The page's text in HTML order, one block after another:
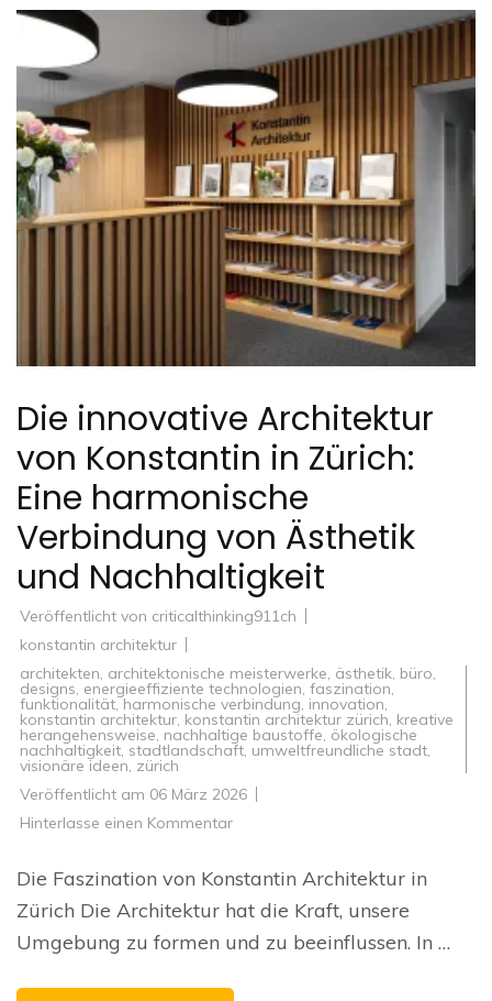
Die innovative Architektur
von Konstantin in Zürich:
Eine harmonische
Verbindung von Ästhetik
und Nachhaltigkeit
Veröffentlicht von criticalthinking911ch
konstantin architektur
architekten, architektonische meisterwerke, ästhetik, büro,
designs, energieeffiziente technologien, faszination,
funktionalität,harmonische verbindung, innovation,
konstantin architektur, konstantin architektur zürich, kreative
herangehensweise, nachhaltige baustoffe, ökologische
nachhaltigkeit, stadtlandschaft, umweltfreundliche stadt,
visionäre ideen, zürich
Veröffentlicht am 06 März 2026
Hinterlasse einen Kommentarzu
Architektur
von
Konstantin
in
Eine
von
Die Faszination von Konstantin Architektur in
Zürich Die Architektur hat die Kraft, unsere
Umgebung zu formen und zu beeinflussen. In …